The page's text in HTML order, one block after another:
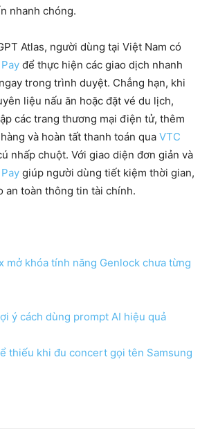
nhanh chóng.
Atlas, người dùng tại Việt Nam có
để thực hiện các giao dịch nhanh
trong trình duyệt. Chẳng hạn, khi
liệu nấu ăn hoặc đặt vé du lịch,
các trang thương mại điện tử, thêm
và hoàn tất thanh toán qua VTC
nhấp chuột. Với giao diện đơn giản và
giúp người dùng tiết kiệm thời gian,
an toàn thông tin tài chính.
mở khóa tính năng Genlock chưa từng
ý cách dùng prompt AI hiệu quả
thiếu khi đu concert gọi tên Samsung